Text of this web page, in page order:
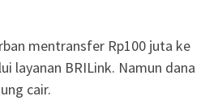
mentransfer Rp100 juta ke
layanan BRILink. Namun dana
cair.